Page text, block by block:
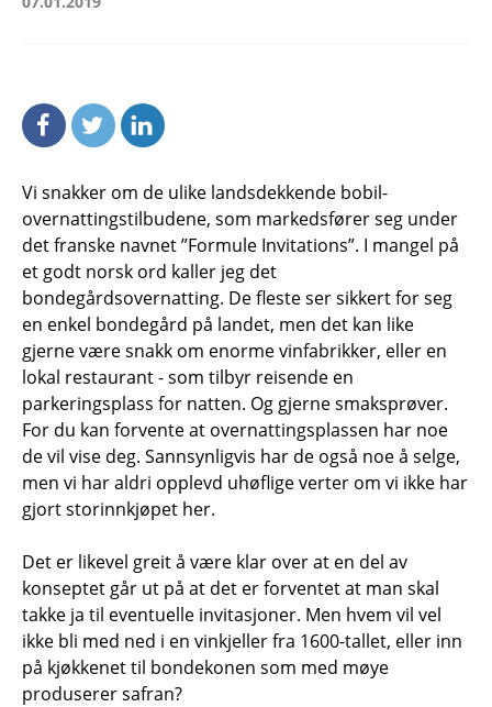
Vi snakker om de ulike landsdekkende bobil-
overnattingstilbudene, som markedsfører seg under
det franske navnet ”Formule Invitations”. I mangel på
et godt norsk ord kaller jeg det
bondegårdsovernatting. De fleste ser sikkert for seg
en enkel bondegård på landet, men det kan like
gjerne være snakk om enorme vinfabrikker, eller en
lokal restaurant - som tilbyr reisende en
parkeringsplass for natten. Og gjerne smaksprøver.
For du kan forvente at overnattingsplassen har noe
de vil vise deg. Sannsynligvis har de også noe å selge,
men vi har aldri opplevd uhøflige verter om vi ikke har
gjort storinnkjøpet her.
Det er likevel greit å være klar over at en del av
konseptet går ut på at det er forventet at man skal
takke ja til eventuelle invitasjoner. Men hvem vil vel
ikke bli med ned i en vinkjeller fra 1600-tallet, eller inn
på kjøkkenet til bondekonen som med møye
produserer safran?